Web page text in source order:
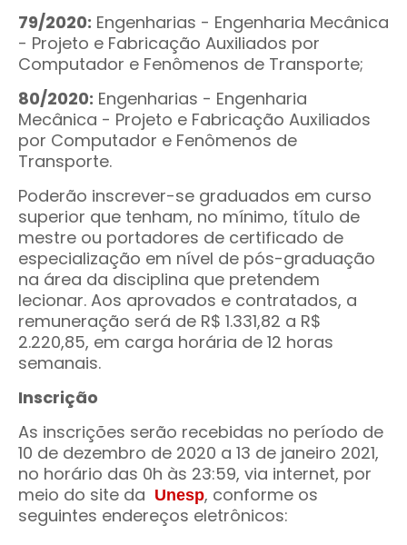
79/2020: Engenharias - Engenharia Mecânica
- Projeto e Fabricação Auxiliados por
Computador e Fenômenos de Transporte;
80/2020: Engenharias - Engenharia
Mecânica - Projeto e Fabricação Auxiliados
por Computador e Fenômenos de
Transporte.
Poderão inscrever-se graduados em curso
superior que tenham, no mínimo, título de
mestre ou portadores de certificado de
especialização em nível de pós-graduação
na área da disciplina que pretendem
lecionar. Aos aprovados e contratados, a
remuneração será de R$ 1.331,82 a R$
2.220,85, em carga horária de 12 horas
semanais.
Inscrição
As inscrições serão recebidas no período de
10 de dezembro de 2020 a 13 de janeiro 2021,
no horário das 0h às 23:59, via internet, por
meio do site da Unesp, conforme os
seguintes endereços eletrônicos: